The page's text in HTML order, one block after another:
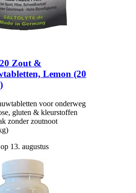
20 Zout &
Lemon (20
voor onderweg
gluten & kleurstoffen
zonder zoutnoot
13. augustus